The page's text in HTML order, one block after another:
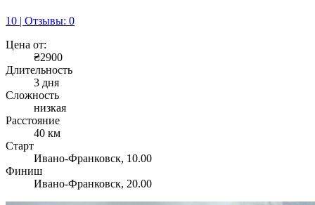
10 | Отзывы: 0
Цена от:
₴2900
Длительность
3 дня
Сложность
низкая
Расстояние
40 км
Старт
Ивано-Франковск, 10.00
Финиш
Ивано-Франковск, 20.00